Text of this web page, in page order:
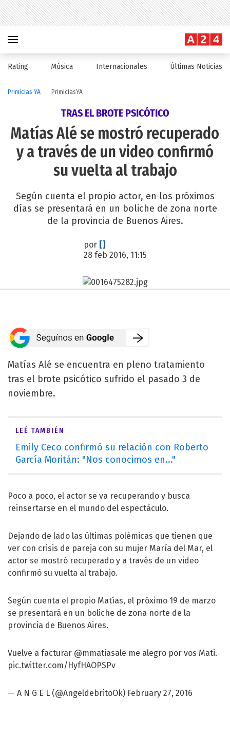
Rating Música Internacionales Últimas Noticias
Primicias YA PrimiciasYA
TRAS EL BROTE PSICÓTICO
Matías Alé se mostró recuperado
y a través de un video confirmó
su vuelta al trabajo
Según cuenta el propio actor, en los próximos
días se presentará en un boliche de zona norte
de la provincia de Buenos Aires.
por []
28 feb 2016, 11:15
Matías Alé se encuentra en pleno tratamiento
tras el brote psicótico sufrido el pasado 3 de
noviembre.
LEÉ TAMBIÉN
Emily Ceco confirmó su relación con Roberto
García Moritán: "Nos conocimos en..."
Poco a poco, el actor se va recuperando y busca
reinsertarse en el mundo del espectáculo.
Dejando de lado las últimas polémicas que tienen que
ver con crisis de pareja con su mujer María del Mar, el
actor se mostró recuperado y a través de un video
confirmó su vuelta al trabajo.
Según cuenta el propio Matías, el próximo 19 de marzo
se presentará en un boliche de zona norte de la
provincia de Buenos Aires.
Vuelve a facturar @mmatiasale me alegro por vos Mati.
pic.twitter.com/HyfHAOPSPv
— A N G E L (@AngeldebritoOk) February 27, 2016